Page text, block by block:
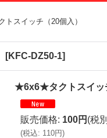
スイッチ（20個入）
[KFC-DZ50-1]
★6x6★タクトスイッ
販売価格: 100円 (税
(税込: 110円)